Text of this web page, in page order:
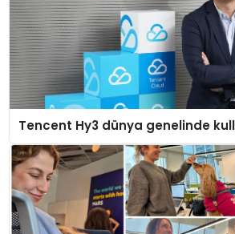
Tencent Hy3 dünya genelinde